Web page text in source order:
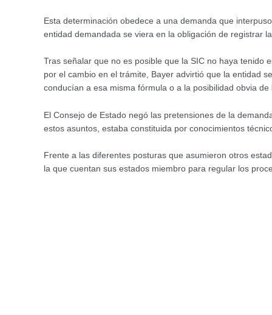
Esta determinación obedece a una demanda que
entidad demandada se viera en la obligación de registrar
Tras señalar que no es posible que la SIC no haya tenido
por el cambio en el trámite, Bayer advirtió que la entidad
conducían a esa misma fórmula o a la posibilidad obvia de
El Consejo de Estado negó las pretensiones de la
estos asuntos, estaba constituida por conocimientos
Frente a las diferentes posturas que asumieron otros
la que cuentan sus estados miembro para regular los